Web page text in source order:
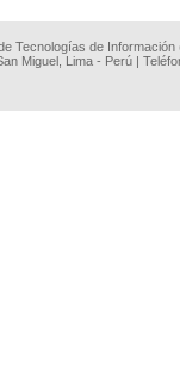
Tecnologías de
Miguel, Lima - Perú |